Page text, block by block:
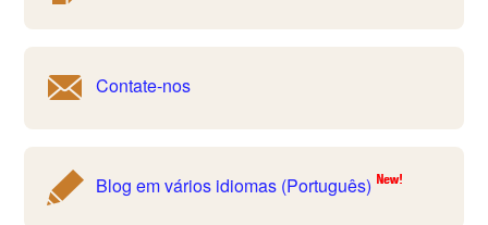
Contate-nos
Blog em vários idiomas (Português)